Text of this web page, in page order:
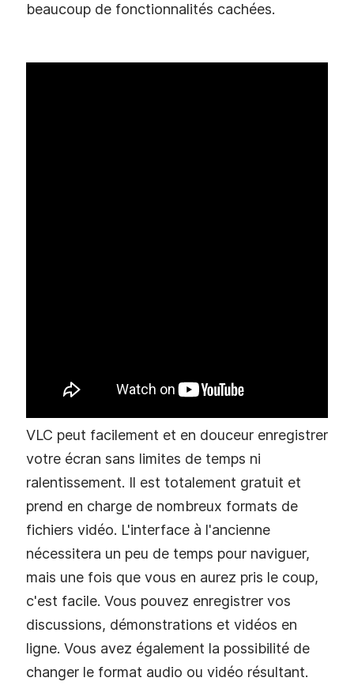
beaucoup de fonctionnalités cachées.
VLC peut facilement et en douceur enregistrer
votre écran sans limites de temps ni
ralentissement. Il est totalement gratuit et
prend en charge de nombreux formats de
fichiers vidéo. L'interface à l'ancienne
nécessitera un peu de temps pour naviguer,
mais une fois que vous en aurez pris le coup,
c'est facile. Vous pouvez enregistrer vos
discussions, démonstrations et vidéos en
ligne. Vous avez également la possibilité de
changer le format audio ou vidéo résultant.